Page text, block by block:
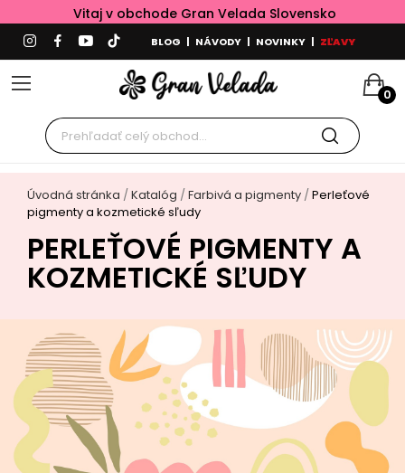
Vitaj v obchode Gran Velada Slovensko
BLOG | NÁVODY | NOVINKY | ZĽAVY
0
Úvodná stránka Katalóg Farbivá a pigmenty
Perleťové
pigmenty a kozmetické sľudy
PERLEŤOVÉ PIGMENTY A
KOZMETICKÉ SĽUDY